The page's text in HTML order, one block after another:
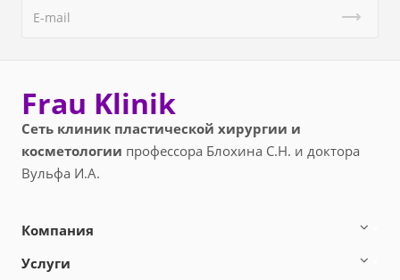
Frau Klinik
Сеть клиник пластической хирургии и
косметологии профессора Блохина С.Н. и доктора
Вульфа И.А.
Компания
Услуги